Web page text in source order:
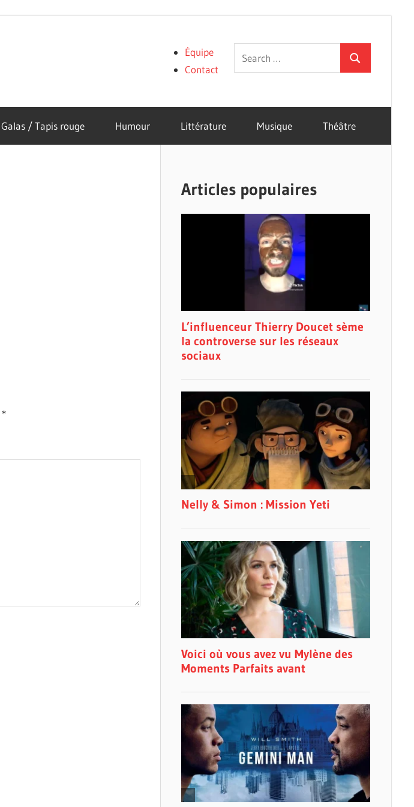
Search
for:
Search
Équipe
Contact
Galas / Tapis rouge Humour Littérature Musique Théâtre
*
Articles populaires